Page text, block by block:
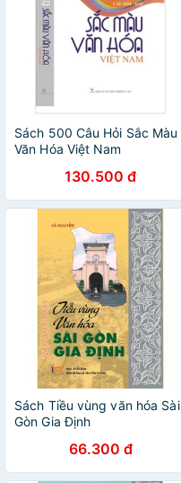
Sách 500 Câu Hỏi Sắc Màu
Văn Hóa Việt Nam
130.500 đ
Sách Tiều vùng văn hóa Sài
Gòn Gia Định
66.300 đ